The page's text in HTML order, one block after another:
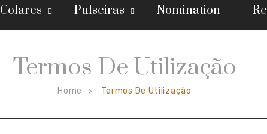
Colares Pulseiras Nomination
Termos De Utilização
Home > Termos De Utilização